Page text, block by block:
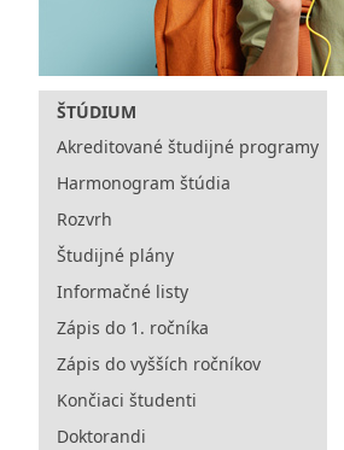
ŠTÚDIUM
Akreditované študijné programy
Harmonogram štúdia
Rozvrh
Študijné plány
Informačné listy
Zápis do 1. ročníka
Zápis do vyšších ročníkov
Končiaci študenti
Doktorandi